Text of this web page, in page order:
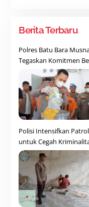
Berita Terbaru
Polres Batu Bara
Tegaskan Komitmen
Polisi Intensifkan
untuk Cegah